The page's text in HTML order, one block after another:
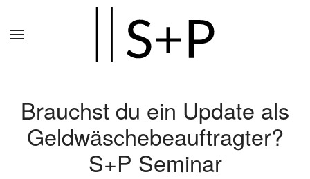
Brauchst du ein Update als
Geldwäschebeauftragter?
S+P Seminar